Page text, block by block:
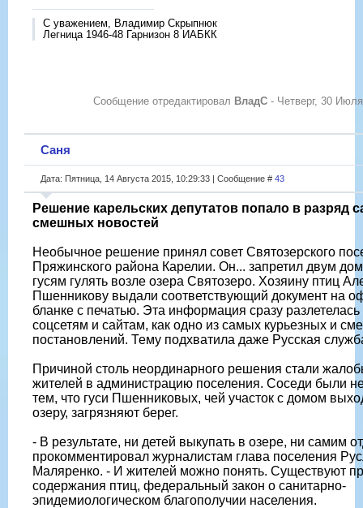
С уважением, Владимир Скрыпнюк
Легница 1946-48 Гарнизон 8 ИАБКК
Сообщение отредактировал ВладС - Четверг, 30
Саня
Дата: Пятница, 14 Августа 2015, 10:29:33 | Сообщение # 43
Решение карельских депутатов попало в разряд
смешных новостей
Необычное решение принял совет Святозерского
Пряжинского района Карелии. Он... запретил двум
гусям гулять возле озера Святозеро. Хозяину птиц
Пшенникову выдали соответствующий документ на
бланке с печатью. Эта информация сразу разлетелась
соцсетям и сайтам, как одно из самых курьезных и
постановлений. Тему подхватила даже Русская
Причиной столь неординарного решения стали
жителей в администрацию поселения. Соседи были
тем, что гуси Пшенниковых, чей участок с домом
озеру, загрязняют берег.
- В результате, ни детей выкупать в озере, ни самим
прокомментировал журналистам глава поселения
Маляренко. - И жителей можно понять. Существуют
содержания птиц, федеральный закон о санитарно-
эпидемиологическом благополучии населения.